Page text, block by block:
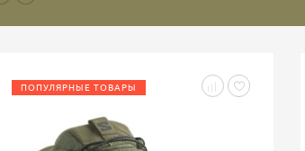
ПОПУЛЯРНЫЕ ТОВАРЫ